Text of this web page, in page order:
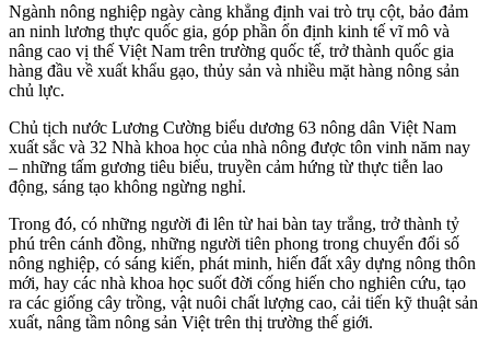
Ngành nông nghiệp ngày càng khẳng định vai trò trụ cột, bảo đảm
an ninh lương thực quốc gia, góp phần ổn định kinh tế vĩ mô và
nâng cao vị thế Việt Nam trên trường quốc tế, trở thành quốc gia
hàng đầu về xuất khẩu gạo, thủy sản và nhiều mặt hàng nông sản
chủ lực.
Chủ tịch nước Lương Cường biểu dương 63 nông dân Việt Nam
xuất sắc và 32 Nhà khoa học của nhà nông được tôn vinh năm nay
– những tấm gương tiêu biểu, truyền cảm hứng từ thực tiễn lao
động, sáng tạo không ngừng nghỉ.
Trong đó, có những người đi lên từ hai bàn tay trắng, trở thành tỷ
phú trên cánh đồng, những người tiên phong trong chuyển đổi số
nông nghiệp, có sáng kiến, phát minh, hiến đất xây dựng nông thôn
mới, hay các nhà khoa học suốt đời cống hiến cho nghiên cứu, tạo
ra các giống cây trồng, vật nuôi chất lượng cao, cải tiến kỹ thuật sản
xuất, nâng tầm nông sản Việt trên thị trường thế giới.